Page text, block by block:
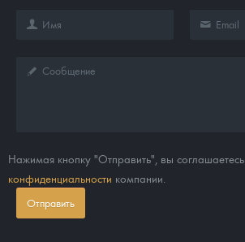
Нажимая кнопку "Отправить", вы соглашаетесь
конфиденциальности компании.
Отправить